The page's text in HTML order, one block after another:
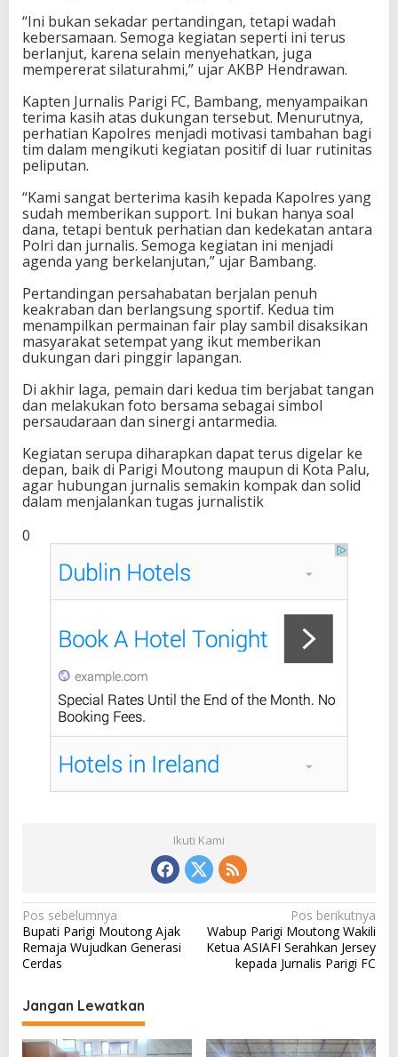
n
J
u
r
a
l
i
s
r
i
g
i
F
v
s
J
u
r
a
l
i
P
a
l
u
“Ini bukan sekadar pertandingan, tetapi wadah
kebersamaan. Semoga kegiatan seperti ini terus
berlanjut, karena selain menyehatkan, juga
mempererat silaturahmi,” ujar AKBP Hendrawan.
Kapten Jurnalis Parigi FC, Bambang, menyampaikan
terima kasih atas dukungan tersebut. Menurutnya,
perhatian Kapolres menjadi motivasi tambahan bagi
tim dalam mengikuti kegiatan positif di luar rutinitas
peliputan.
“Kami sangat berterima kasih kepada Kapolres yang
sudah memberikan support. Ini bukan hanya soal
dana, tetapi bentuk perhatian dan kedekatan antara
Polri dan jurnalis. Semoga kegiatan ini menjadi
agenda yang berkelanjutan,” ujar Bambang.
Pertandingan persahabatan berjalan penuh
keakraban dan berlangsung sportif. Kedua tim
menampilkan permainan fair play sambil disaksikan
masyarakat setempat yang ikut memberikan
dukungan dari pinggir lapangan.
Di akhir laga, pemain dari kedua tim berjabat tangan
dan melakukan foto bersama sebagai simbol
persaudaraan dan sinergi antarmedia.
Kegiatan serupa diharapkan dapat terus digelar ke
depan, baik di Parigi Moutong maupun di Kota Palu,
agar hubungan jurnalis semakin kompak dan solid
dalam menjalankan tugas jurnalistik
0
Ikuti Kami
N
a
v
g
a
Pos sebelumnya
Bupati Parigi Moutong Ajak
Remaja Wujudkan Generasi
Cerdas
Pos berikutnya
Wabup Parigi Moutong Wakili
Ketua ASIAFI Serahkan Jersey
kepada Jurnalis Parigi FC
Jangan Lewatkan